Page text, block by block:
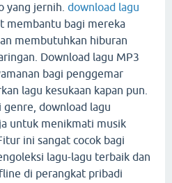
yang jernih. download lagu
membantu bagi mereka
membutuhkan hiburan
Download lagu MP3
bagi penggemar
lagu kesukaan kapan pun.
genre, download lagu
untuk menikmati musik
ini sangat cocok bagi
lagu-lagu terbaik dan
di perangkat pribadi